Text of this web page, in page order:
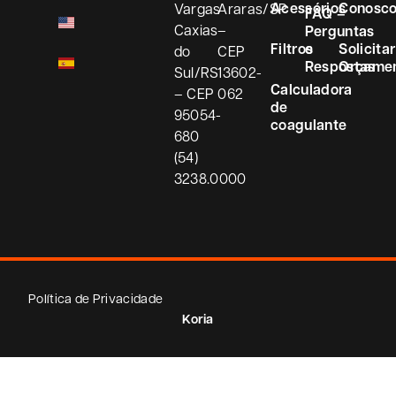
Vargas
Caxias
do
Sul/RS
– CEP
95054-
680
(54)
3238.0000
Araras/SP
–
CEP
13602-
062
Acessórios
Filtros
Calculadora
de
coagulante
FAQ –
Perguntas
e
Respostas
Solicitar
Política de Privacidade
Koria